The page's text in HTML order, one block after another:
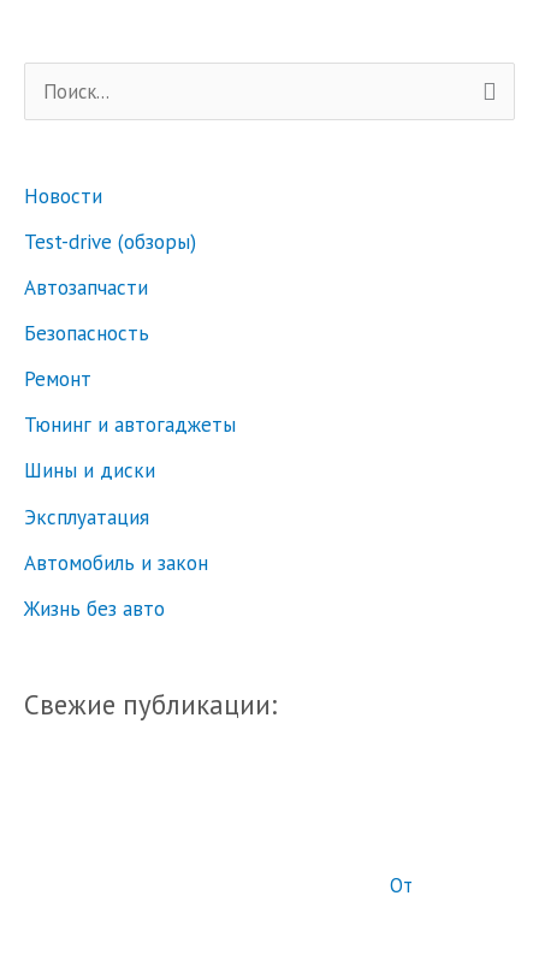
о
с
к
Новости
Test-drive (обзоры)
Автозапчасти
Безопасность
Ремонт
Тюнинг и автогаджеты
Шины и диски
Эксплуатация
Автомобиль и закон
Жизнь без авто
Свежие публикации:
От